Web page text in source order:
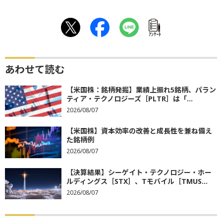
ｱﾝｹｰﾄ
あわせて読む
【米国株：銘柄発掘】業績上振れ5銘柄、パラン
ティア・テクノロジーズ［PLTR］は「...
2026/08/07
【米国株】資本効率の改善と成長性を兼ね備え
た銘柄例
2026/08/07
【決算結果】シーゲイト・テクノロジー・ホー
ルディングス［STX］、Tモバイル［TMUS...
2026/08/07